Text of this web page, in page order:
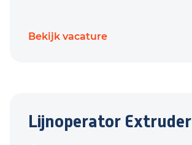
Bekijk vacature
Lijnoperator Extruder